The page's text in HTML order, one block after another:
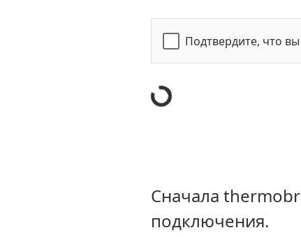
Подтвердите, что
Сначала
подключения.